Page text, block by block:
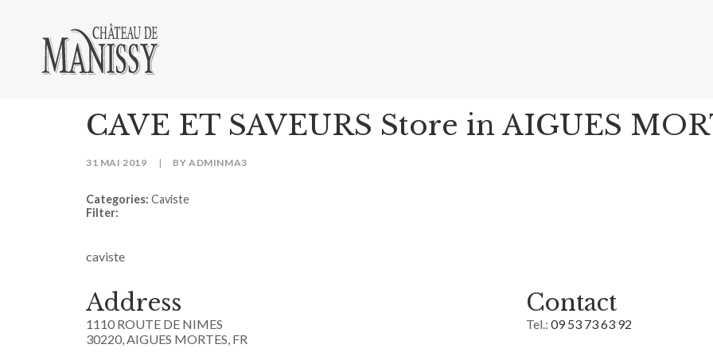
CAVE ET SAVEURS Store in AIGUES
31 MAI 2019 | BYADMINMA3
Categories: Caviste
Filter:
caviste
Address
1110 ROUTE DE NIMES
30220, AIGUES MORTES, FR
Contact
Tel.: 09 53 73 63 92